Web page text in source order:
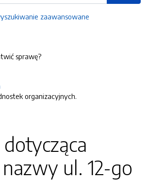
zaawansowane
sprawę?
organizacyjnych.
ul. 12-go